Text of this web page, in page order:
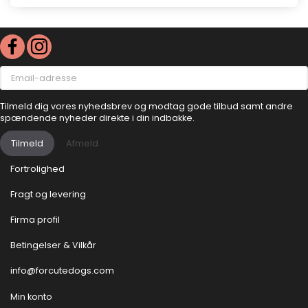
Email-
adresse
Tilmeld dig vores nyhedsbrev og modtag gode tilbud samt andre
spændende nyheder direkte i din indbakke.
Tilmeld Afmeld
Fortrolighed
Fragt og levering
Firma profil
Betingelser & Vilkår
info@forcutedogs.com
Min konto